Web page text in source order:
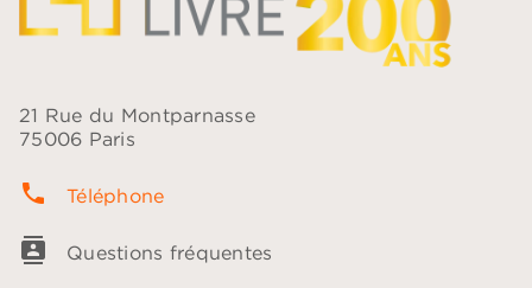
21 Rue du Montparnasse
75006 Paris
phone Téléphone
contacts Questions fréquentes